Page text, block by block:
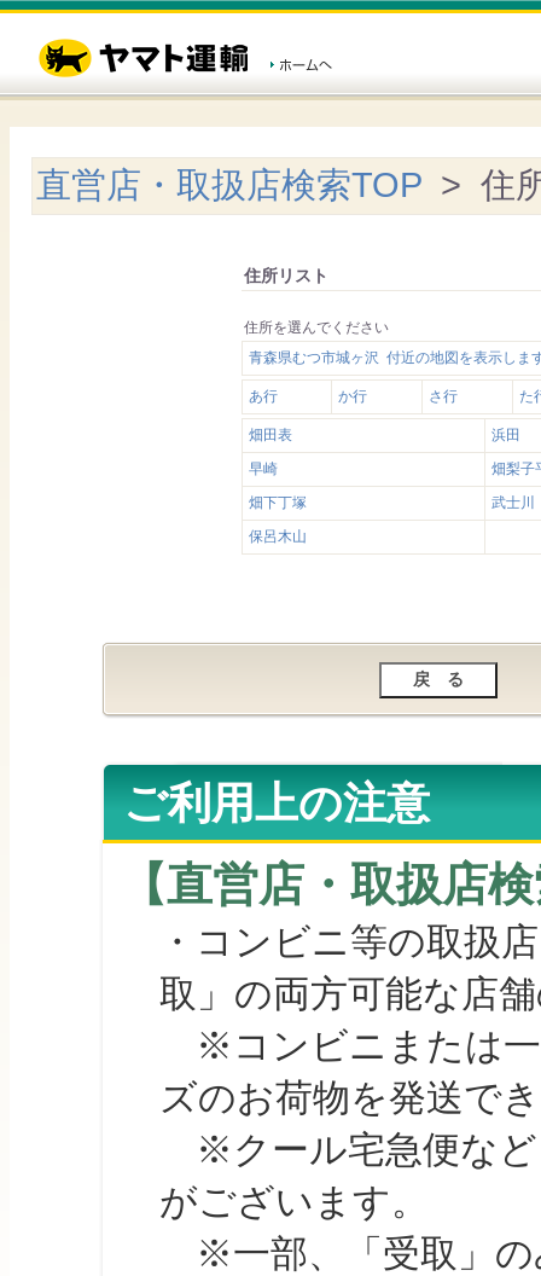
直営店・取扱店検索TOP > 住
住所リスト
住所を選んでください
青森県むつ市城ヶ沢 付近の地図を表示しま
あ行 か行 さ行 た
畑田表
浜田
早崎
畑梨子
畑下丁塚
武士川
保呂木山
ご利用上の注意
【直営店・取扱店
・コンビニ等の取扱
取」の両方可能な店
※コンビニまたは一
ズのお荷物を発送で
※クール宅急便など
がございます。
※一部、「受取」の